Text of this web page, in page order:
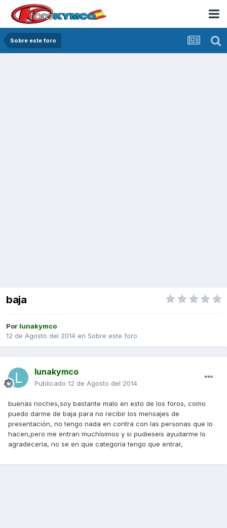
Sobre este foro
baja
Por lunakymco
12 de Agosto del 2014 en Sobre este foro
lunakymco
Publicado 12 de Agosto del 2014
buenas noches,soy bastante malo en esto de los foros, como
puedo darme de baja para no recibir los mensajes de
presentación, no tengo nada en contra con las personas que lo
hacen,pero me entran muchísimos y si pudieseis ayudarme lo
agradecería, no se en que categoría tengo que entrar,